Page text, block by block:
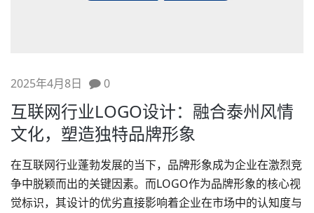
2025年4月8日 0
互联网行业LOGO设计：融合泰州风情
文化，塑造独特品牌形象​
在互联网行业蓬勃发展的当下， 品牌形象成为企业在激烈竞
争中脱颖而出的关键因素。而LOGO作为品牌形象的核心视
觉标识，其设计的优劣直接影响着企业在市场中的认知度与